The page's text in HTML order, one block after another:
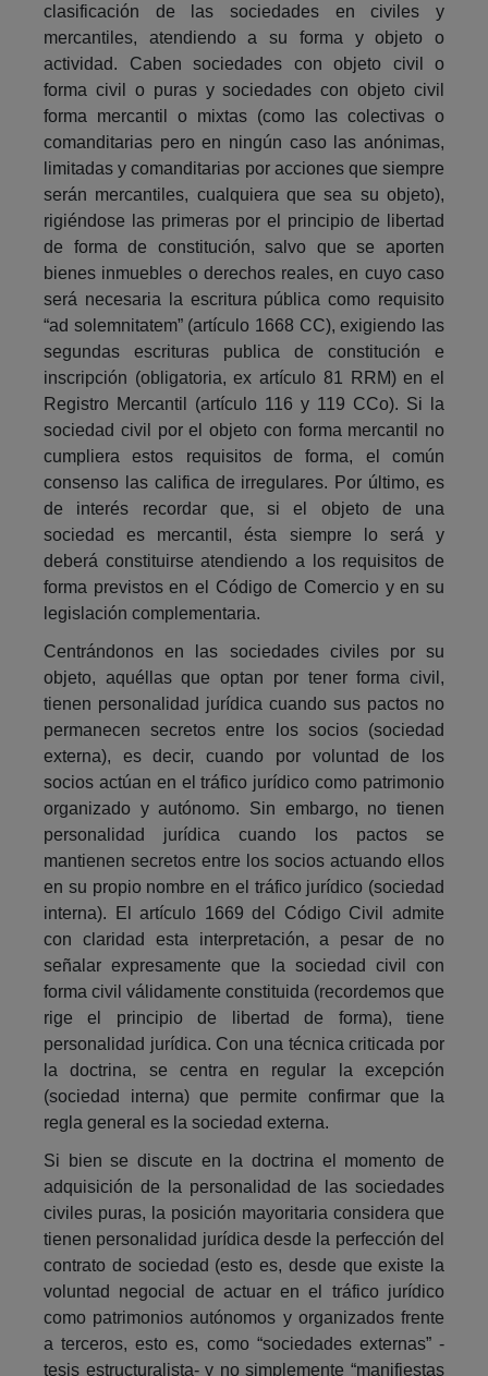
clasificación de las sociedades en civiles y
mercantiles, atendiendo a su forma y objeto o
actividad. Caben sociedades con objeto civil o
forma civil o puras y sociedades con objeto civil
forma mercantil o mixtas (como las colectivas o
comanditarias pero en ningún caso las anónimas,
limitadas y comanditarias por acciones que siempre
serán mercantiles, cualquiera que sea su objeto),
rigiéndose las primeras por el principio de libertad
de forma de constitución, salvo que se aporten
bienes inmuebles o derechos reales, en cuyo caso
será necesaria la escritura pública como requisito
“ad solemnitatem” (artículo 1668 CC), exigiendo las
segundas escrituras publica de constitución e
inscripción (obligatoria, ex artículo 81 RRM) en el
Registro Mercantil (artículo 116 y 119 CCo). Si la
sociedad civil por el objeto con forma mercantil no
cumpliera estos requisitos de forma, el común
consenso las califica de irregulares. Por último, es
de interés recordar que, si el objeto de una
sociedad es mercantil, ésta siempre lo será y
deberá constituirse atendiendo a los requisitos de
forma previstos en el Código de Comercio y en su
legislación complementaria.
Centrándonos en las sociedades civiles por su
objeto, aquéllas que optan por tener forma civil,
tienen personalidad jurídica cuando sus pactos no
permanecen secretos entre los socios (sociedad
externa), es decir, cuando por voluntad de los
socios actúan en el tráfico jurídico como patrimonio
organizado y autónomo. Sin embargo, no tienen
personalidad jurídica cuando los pactos se
mantienen secretos entre los socios actuando ellos
en su propio nombre en el tráfico jurídico (sociedad
interna). El artículo 1669 del Código Civil admite
con claridad esta interpretación, a pesar de no
señalar expresamente que la sociedad civil con
forma civil válidamente constituida (recordemos que
rige el principio de libertad de forma), tiene
personalidad jurídica. Con una técnica criticada por
la doctrina, se centra en regular la excepción
(sociedad interna) que permite confirmar que la
regla general es la sociedad externa.
Si bien se discute en la doctrina el momento de
adquisición de la personalidad de las sociedades
civiles puras, la posición mayoritaria considera que
tienen personalidad jurídica desde la perfección del
contrato de sociedad (esto es, desde que existe la
voluntad negocial de actuar en el tráfico jurídico
como patrimonios autónomos y organizados frente
a terceros, esto es, como “sociedades externas” -
tesis estructuralista- y no simplemente “manifiestas